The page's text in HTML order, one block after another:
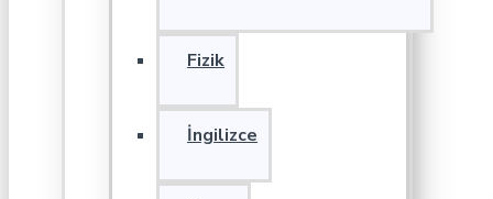
Fizik
İngilizce